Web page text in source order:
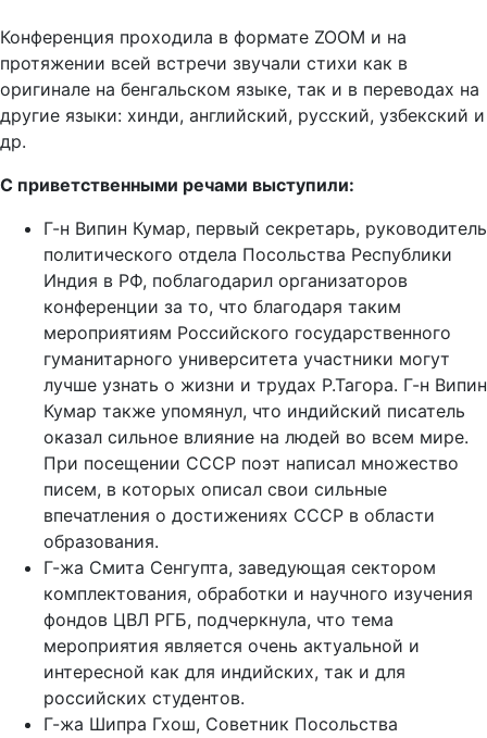
Конференция проходила в формате ZOOM и на
протяжении всей встречи звучали стихи как в
оригинале на бенгальском языке, так и в переводах на
другие языки: хинди, английский, русский, узбекский и
др.
С приветственными речами выступили:
Г-н Випин Кумар, первый секретарь, руководитель
политического отдела Посольства Республики
Индия в РФ, поблагодарил организаторов
конференции за то, что благодаря таким
мероприятиям Российского государственного
гуманитарного университета участники могут
лучше узнать о жизни и трудах Р.Тагора. Г-н Випин
Кумар также упомянул, что индийский писатель
оказал сильное влияние на людей во всем мире.
При посещении СССР поэт написал множество
писем, в которых описал свои сильные
впечатления о достижениях СССР в области
образования.
Г-жа Смита Сенгупта, заведующая сектором
комплектования, обработки и научного изучения
фондов ЦВЛ РГБ, подчеркнула, что тема
мероприятия является очень актуальной и
интересной как для индийских, так и для
российских студентов.
Г-жа Шипра Гхош, Советник Посольства